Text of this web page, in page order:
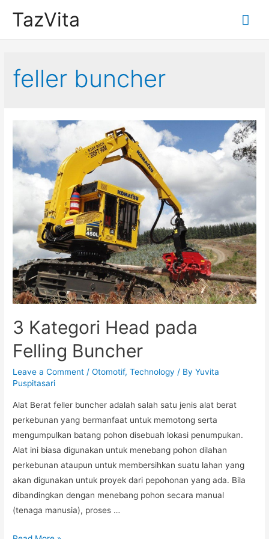
TazVita
feller buncher
3 Kategori Head pada
Felling Buncher
Leave a Comment /Otomotif,Technology / ByYuvita
Puspitasari
Alat Berat feller buncher adalah salah satu jenis alat berat
perkebunan yang bermanfaat untuk memotong serta
mengumpulkan batang pohon disebuah lokasi penumpukan.
Alat ini biasa digunakan untuk menebang pohon dilahan
perkebunan ataupun untuk membersihkan suatu lahan yang
akan digunakan untuk proyek dari pepohonan yang ada. Bila
dibandingkan dengan menebang pohon secara manual
(tenaga manusia), proses …